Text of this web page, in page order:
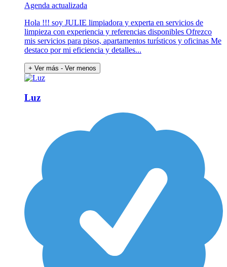
Agenda actualizada
Hola !!! soy JULIE limpiadora y experta en servicios de
limpieza con experiencia y referencias disponibles Ofrezco
mis servicios para pisos, apartamentos turísticos y oficinas Me
destaco por mi eficiencia y detalles...
+ Ver más - Ver menos
Luz